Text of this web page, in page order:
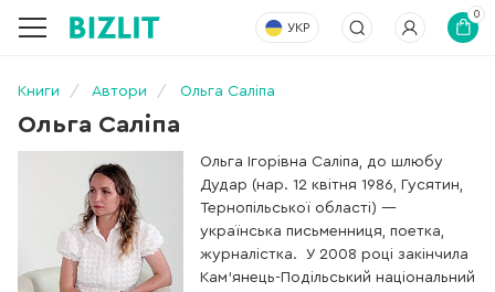
УКР
0
Книги Автори Ольга Саліпа
Ольга Саліпа
Ольга Ігорівна Саліпа, до шлюбу
Дудар (нар. 12 квітня 1986, Гусятин,
Тернопільської області) —
українська письменниця, поетка,
журналістка. У 2008 році закінчила
Кам'янець-Подільський національний